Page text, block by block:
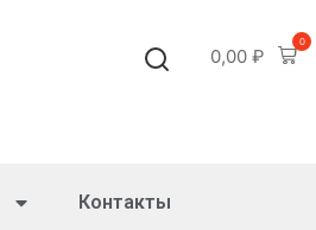
0,00 ₽
0
Контакты